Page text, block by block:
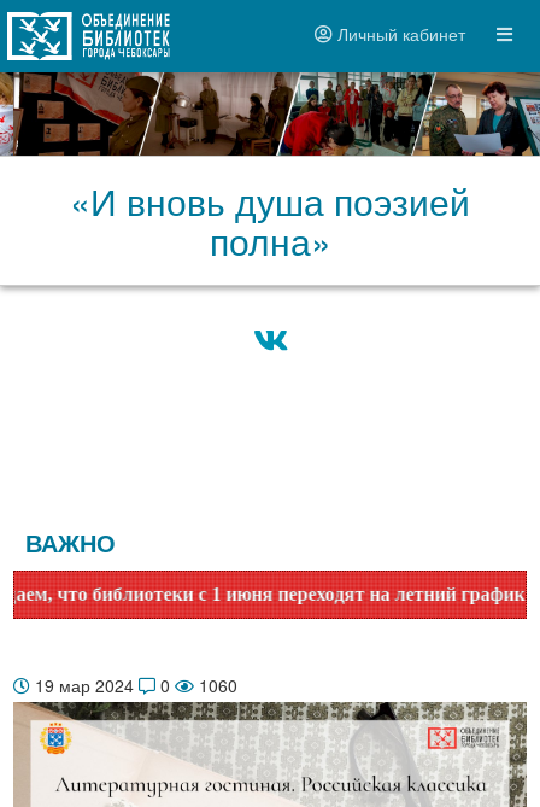
Личный кабинет
«И вновь душа поэзией
полна»
ВАЖНО
библиотеки с 1 июня переходят на летний график
19 мар 2024 0 1060